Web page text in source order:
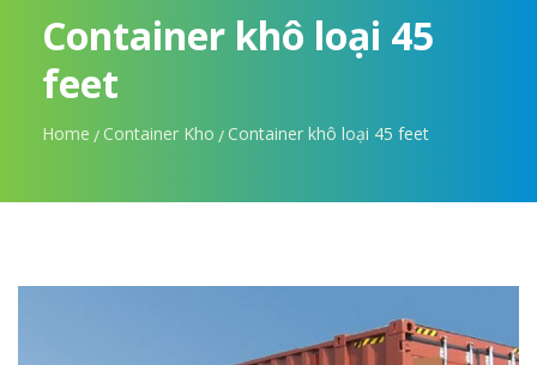
Container khô loại 45
feet
Home Container Kho Container khô loại 45 feet